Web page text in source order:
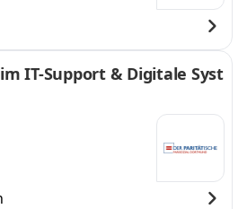
IT-Support & Digitale Syst